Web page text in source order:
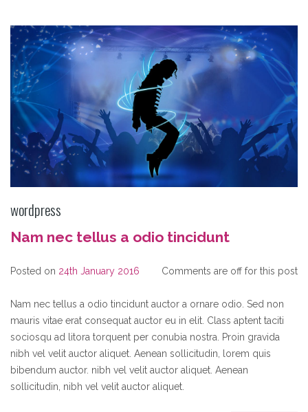
wordpress
Nam nec tellus a odio tincidunt
Posted on 24th January 2016 Comments are off for this post
Nam nec tellus a odio tincidunt auctor a ornare odio. Sed non
mauris vitae erat consequat auctor eu in elit. Class aptent taciti
sociosqu ad litora torquent per conubia nostra. Proin gravida
nibh vel velit auctor aliquet. Aenean sollicitudin, lorem quis
bibendum auctor. nibh vel velit auctor aliquet. Aenean
sollicitudin, nibh vel velit auctor aliquet.